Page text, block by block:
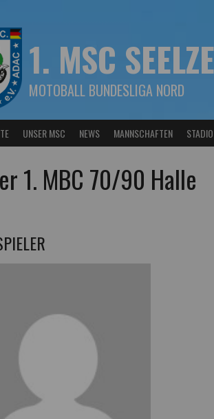
1. MSC
MOTOBALL BUNDESLIGA NORD
UNSER MSC NEWS MANNSCHAFTEN
1. MBC 70/90 Halle